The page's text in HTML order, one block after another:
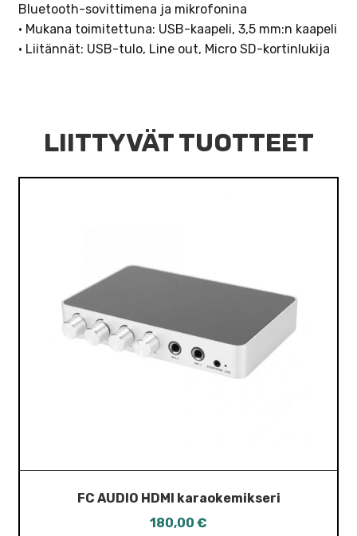
Bluetooth-sovittimena ja mikrofonina
• Mukana toimitettuna: USB-kaapeli, 3,5 mm:n kaapeli
• Liitännät: USB-tulo, Line out, Micro SD-kortinlukija
LIITTYVÄT TUOTTEET
FC AUDIO HDMI karaokemikseri
180,00 €